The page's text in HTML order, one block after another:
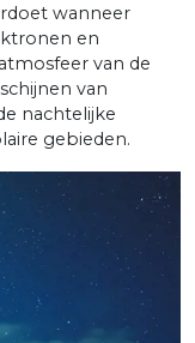
wanneer
en
van de
van
nachtelijke
gebieden.